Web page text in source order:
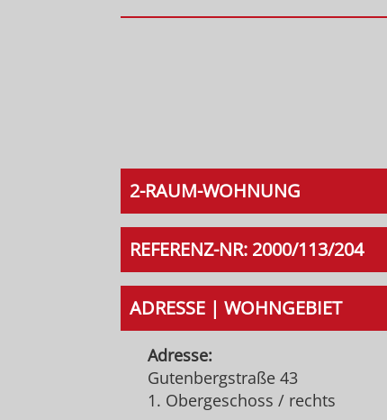
2-RAUM-WOHNUNG
REFERENZ-NR: 2000/113/204
ADRESSE | WOHNGEBIET
Adresse:
Gutenbergstraße 43
1. Obergeschoss / rechts